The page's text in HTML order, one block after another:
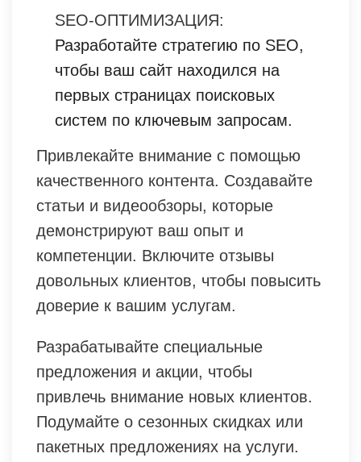
SEO-ОПТИМИЗАЦИЯ:
Разработайте стратегию по SEO,
чтобы ваш сайт находился на
первых страницах поисковых
систем по ключевым запросам.
Привлекайте внимание с помощью
качественного контента. Создавайте
статьи и видеообзоры, которые
демонстрируют ваш опыт и
компетенции. Включите отзывы
довольных клиентов, чтобы повысить
доверие к вашим услугам.
Разрабатывайте специальные
предложения и акции, чтобы
привлечь внимание новых клиентов.
Подумайте о сезонных скидках или
пакетных предложениях на услуги.